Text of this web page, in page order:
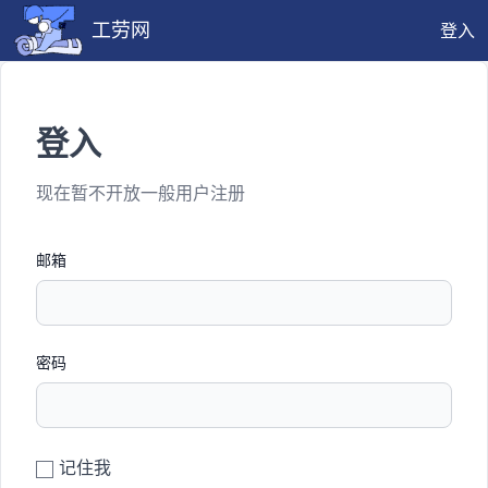
工劳网 登入
登入
现在暂不开放一般用户注册
邮箱
密码
记住我